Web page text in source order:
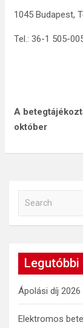
1045 Budapest,
Tel.: 36-1 505-
A
október
a
h
Legutóbbi
Ápolási díj 2026
Elektromos